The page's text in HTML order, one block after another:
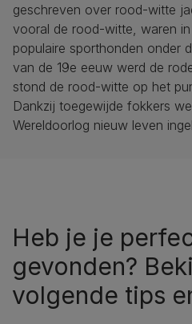
geschreven over rood-witte
vooral de rood-witte, waren in
populaire sporthonden onder
van de 19e eeuw werd de
stond de rood-witte op het
Dankzij toegewijde fokkers
Wereldoorlog nieuw leven
Heb je je
gevonden?
volgende tips